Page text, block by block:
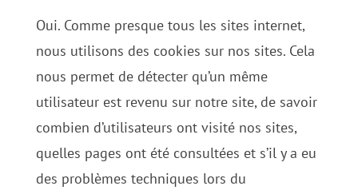
Oui. Comme presque tous les sites internet,
nous utilisons des cookies sur nos sites. Cela
nous permet de détecter qu’un même
utilisateur est revenu sur notre site, de savoir
combien d’utilisateurs ont visité nos sites,
quelles pages ont été consultées et s’il y a eu
des problèmes techniques lors du